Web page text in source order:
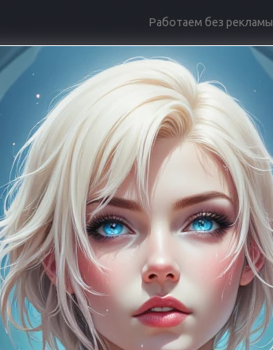
Работаем без рекламы